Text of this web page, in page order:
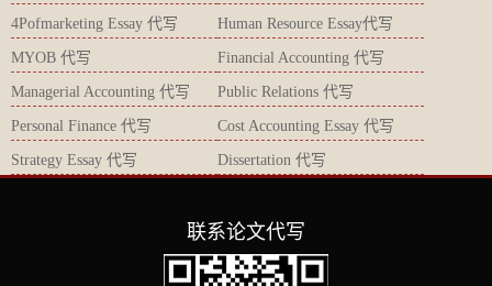
4Pofmarketing Essay 代写 Human Resource Essay代写
MYOB 代写 Financial Accounting 代写
Managerial Accounting 代写 Public Relations 代写
Personal Finance 代写 Cost Accounting Essay 代写
Strategy Essay 代写 Dissertation 代写
联系论文代写